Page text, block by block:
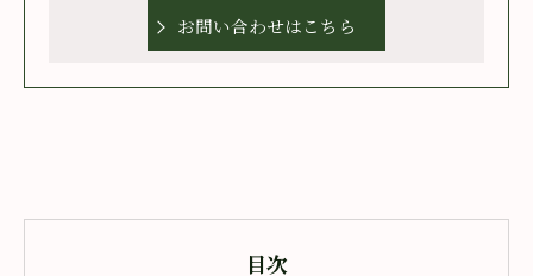
お問い合わせはこちら
目次